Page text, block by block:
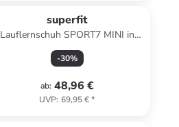
superfit
Lauflernschuh SPORT7 MINI in
Pink/Orange
-30%
ab: 48,96 €
UVP: 69,95 €*